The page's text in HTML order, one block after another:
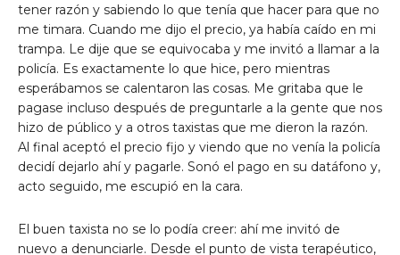
tener razón y sabiendo lo que tenía que hacer para que no
me timara. Cuando me dijo el precio, ya había caído en mi
trampa. Le dije que se equivocaba y me invitó a llamar a la
policía. Es exactamente lo que hice, pero mientras
esperábamos se calentaron las cosas. Me gritaba que le
pagase incluso después de preguntarle a la gente que nos
hizo de público y a otros taxistas que me dieron la razón.
Al final aceptó el precio fijo y viendo que no venía la policía
decidí dejarlo ahí y pagarle. Sonó el pago en su datáfono y,
acto seguido, me escupió en la cara.
El buen taxista no se lo podía creer: ahí me invitó de
nuevo a denunciarle. Desde el punto de vista terapéutico,